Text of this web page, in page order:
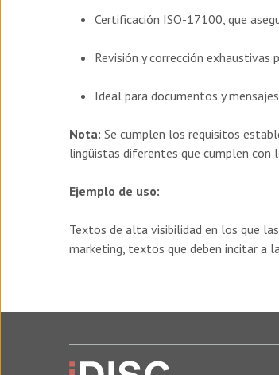
Certificación ISO-17100, que
Revisión y corrección
Ideal para documentos y
Nota: Se cumplen los requisitos
lingüistas diferentes que cumplen con
Ejemplo de uso:
Textos de alta visibilidad en los que
marketing, textos que deben incitar a